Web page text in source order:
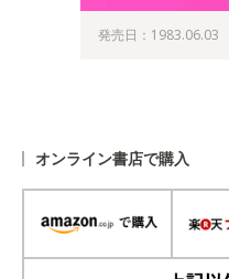
発売日：1983.06.03
オンライン書店で購入